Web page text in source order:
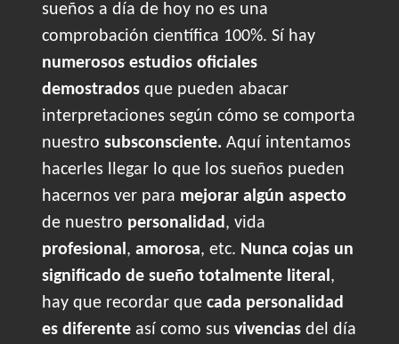
sueños a día de hoy no es una
comprobación científica 100%. Sí hay
numerosos estudios oficiales
demostrados que pueden abacar
interpretaciones según cómo se comporta
nuestro subsconsciente. Aquí intentamos
hacerles llegar lo que los sueños pueden
hacernos ver para mejorar algún aspecto
de nuestro personalidad, vida
profesional, amorosa, etc. Nunca cojas un
significado de sueño totalmente literal,
hay que recordar que cada personalidad
es diferente así como sus vivencias del día